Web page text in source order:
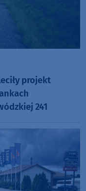
projekt
241